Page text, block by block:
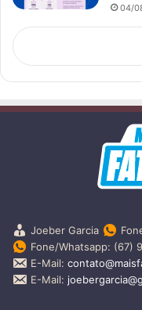
04/
Joeber Garcia
Fone/Whatsapp: (67)
E-Mail:
E-Mail: